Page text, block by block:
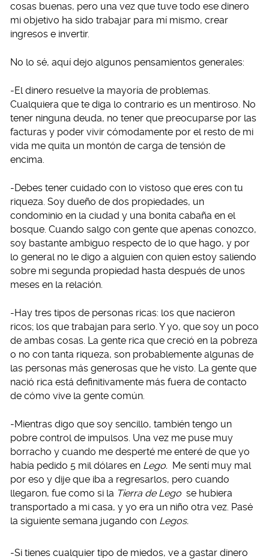
cosas buenas, pero una vez que tuve todo ese dinero
mi objetivo ha sido trabajar para mí mismo, crear
ingresos e invertir.
No lo sé, aquí dejo algunos pensamientos generales:
-El dinero resuelve la mayoría de problemas.
Cualquiera que te diga lo contrario es un mentiroso. No
tener ninguna deuda, no tener que preocuparse por las
facturas y poder vivir cómodamente por el resto de mi
vida me quita un montón de carga de tensión de
encima.
-Debes tener cuidado con lo vistoso que eres con tu
riqueza. Soy dueño de dos propiedades, un
condominio en la ciudad y una bonita cabaña en el
bosque. Cuando salgo con gente que apenas conozco,
soy bastante ambiguo respecto de lo que hago, y por
lo general no le digo a alguien con quien estoy saliendo
sobre mi segunda propiedad hasta después de unos
meses en la relación.
-Hay tres tipos de personas ricas: los que nacieron
ricos; los que trabajan para serlo. Y yo, que soy un poco
de ambas cosas. La gente rica que creció en la pobreza
o no con tanta riqueza, son probablemente algunas de
las personas más generosas que he visto. La gente que
nació rica está definitivamente más fuera de contacto
de cómo vive la gente común.
-Mientras digo que soy sencillo, también tengo un
pobre control de impulsos. Una vez me puse muy
borracho y cuando me desperté me enteré de que yo
había pedido 5 mil dólares en Lego. Me sentí muy mal
por eso y dije que iba a regresarlos, pero cuando
llegaron, fue como si la Tierra de Lego se hubiera
transportado a mi casa, y yo era un niño otra vez. Pasé
la siguiente semana jugando con Legos.
-Si tienes cualquier tipo de miedos, ve a gastar dinero